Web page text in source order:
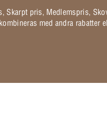
Skarpt pris, Medlemspris,
med andra rabatter